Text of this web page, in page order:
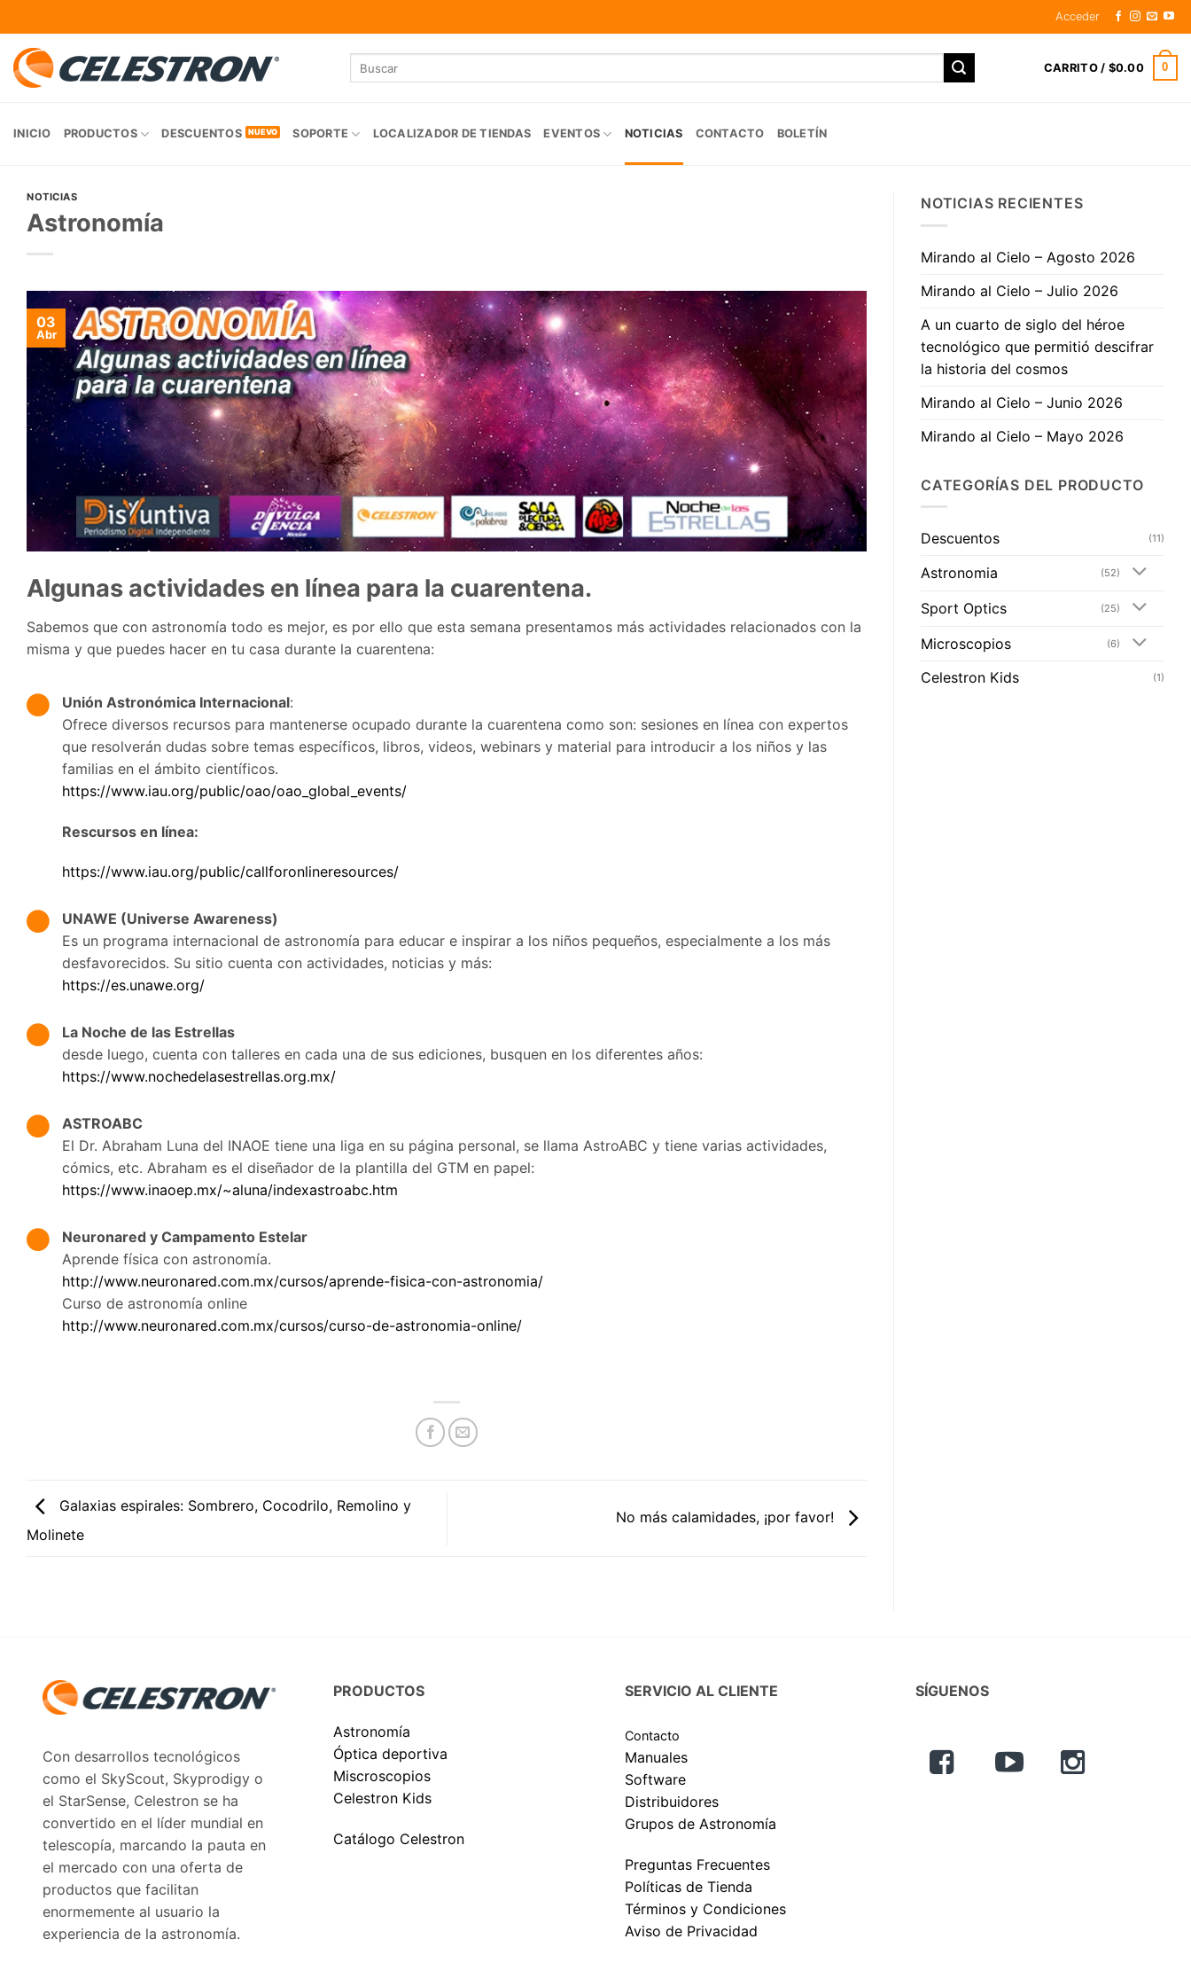
to
content
Acceder
CARRITO / $0.00 0
INICIO PRODUCTOS DESCUENTOS SOPORTE LOCALIZADOR DE TIENDAS EVENTOS NOTICIAS CONTACTO BOLETÍN
NOTICIAS
Astronomía
03
Abr
Algunas actividades en línea para la cuarentena.
Sabemos que con astronomía todo es mejor, es por ello que esta semana presentamos más actividades relacionados con la
misma y que puedes hacer en tu casa durante la cuarentena:
Unión Astronómica Internacional:
Ofrece diversos recursos para mantenerse ocupado durante la cuarentena como son: sesiones en línea con expertos
que resolverán dudas sobre temas específicos, libros, videos, webinars y material para introducir a los niños y las
familias en el ámbito científicos.
https://www.iau.org/public/oao/oao_global_events/
Rescursos en línea:
https://www.iau.org/public/callforonlineresources/
UNAWE (Universe Awareness)
Es un programa internacional de astronomía para educar e inspirar a los niños pequeños, especialmente a los más
desfavorecidos. Su sitio cuenta con actividades, noticias y más:
https://es.unawe.org/
La Noche de las Estrellas
desde luego, cuenta con talleres en cada una de sus ediciones, busquen en los diferentes años:
https://www.nochedelasestrellas.org.mx/
ASTROABC
El Dr. Abraham Luna del INAOE tiene una liga en su página personal, se llama AstroABC y tiene varias actividades,
cómics, etc. Abraham es el diseñador de la plantilla del GTM en papel:
https://www.inaoep.mx/~aluna/indexastroabc.htm
Neuronared y Campamento Estelar
Aprende física con astronomía.
http://www.neuronared.com.mx/cursos/aprende-fisica-con-astronomia/
Curso de astronomía online
http://www.neuronared.com.mx/cursos/curso-de-astronomia-online/
Galaxias espirales: Sombrero, Cocodrilo, Remolino y
Molinete
No más calamidades, ¡por favor!
NOTICIAS RECIENTES
Mirando al Cielo – Agosto 2026
Mirando al Cielo – Julio 2026
A un cuarto de siglo del héroe
tecnológico que permitió descifrar
la historia del cosmos
Mirando al Cielo – Junio 2026
Mirando al Cielo – Mayo 2026
CATEGORÍAS DEL PRODUCTO
Descuentos (11)
Astronomia (52)
Sport Optics (25)
Microscopios (6)
Celestron Kids (1)
Con desarrollos tecnológicos
como el SkyScout, Skyprodigy o
el StarSense, Celestron se ha
convertido en el líder mundial en
telescopía, marcando la pauta en
el mercado con una oferta de
productos que facilitan
enormemente al usuario la
experiencia de la astronomía.
PRODUCTOS
Astronomía
Óptica deportiva
Miscroscopios
Celestron Kids
Catálogo Celestron
SERVICIO AL CLIENTE
Contacto
Manuales
Software
Distribuidores
Grupos de Astronomía
Preguntas Frecuentes
Políticas de Tienda
Términos y Condiciones
Aviso de Privacidad
SÍGUENOS